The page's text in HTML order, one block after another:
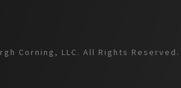
Corning, LLC. All Rights Reserved.